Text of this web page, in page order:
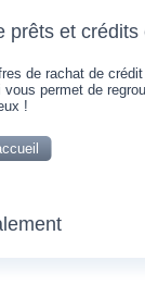
prêts et crédits
de rachat de
vous permet de
!